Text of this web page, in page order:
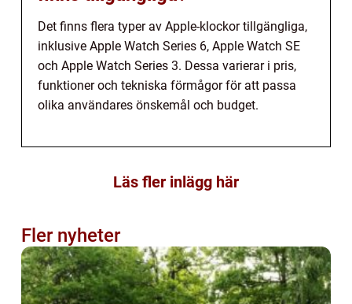
Det finns flera typer av Apple-klockor tillgängliga,
inklusive Apple Watch Series 6, Apple Watch SE
och Apple Watch Series 3. Dessa varierar i pris,
funktioner och tekniska förmågor för att passa
olika användares önskemål och budget.
Läs fler inlägg här
Fler nyheter